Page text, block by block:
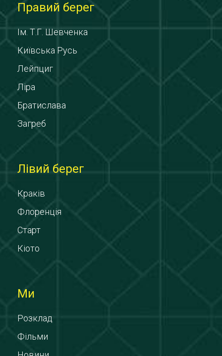
Правий берег
Ім. Т.Г. Шевченка
Київська Русь
Лейпциг
Ліра
Братислава
Загреб
Лівий берег
Краків
Флоренція
Старт
Кіото
Ми
Розклад
Фільми